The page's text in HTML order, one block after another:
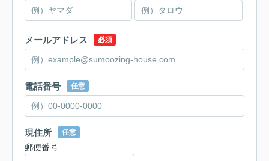
メールアドレス 必須
電話番号 任意
現住所 任意
郵便番号